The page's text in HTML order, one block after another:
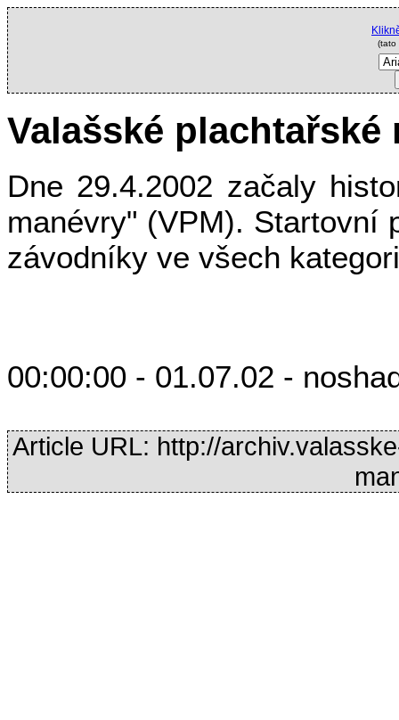
(tato
Valašské plachtařské
Dne 29.4.2002 začaly
manévry" (VPM). Startovní
závodníky ve všech
00:00:00 - 01.07.02 -
Article URL: http://